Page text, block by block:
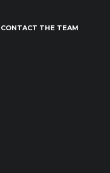
CONTACT THE TEAM